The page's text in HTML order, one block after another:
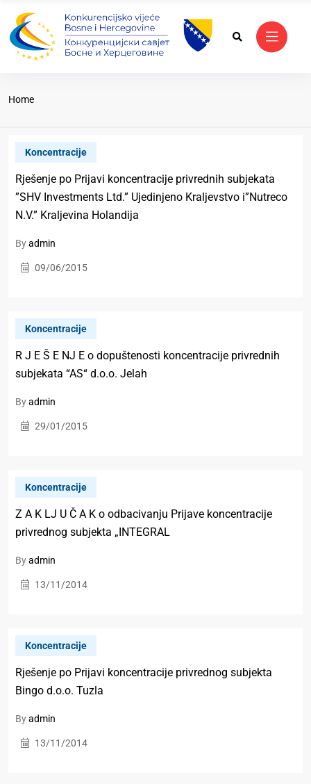
Home
Koncentracije
Rješenje po Prijavi koncentracije privrednih subjekata
”SHV Investments Ltd.” Ujedinjeno Kraljevstvo i”Nutreco
N.V.” Kraljevina Holandija
Byadmin
09/06/2015
Koncentracije
R J E Š E NJ E o dopuštenosti koncentracije privrednih
subjekata “AS“ d.o.o. Jelah
Byadmin
29/01/2015
Koncentracije
Z A K LJ U Č A K o odbacivanju Prijave koncentracije
privrednog subjekta „INTEGRAL
Byadmin
13/11/2014
Koncentracije
Rješenje po Prijavi koncentracije privrednog subjekta
Bingo d.o.o. Tuzla
Byadmin
13/11/2014